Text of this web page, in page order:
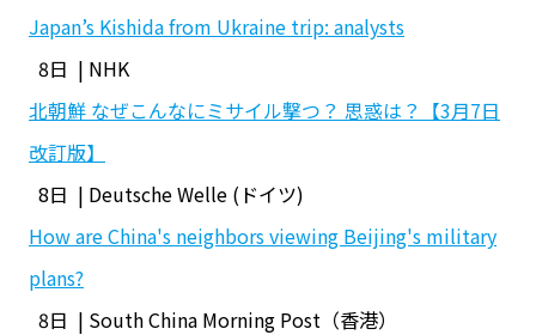
Japan’s Kishida from Ukraine trip: analysts
8日 | NHK
北朝鮮 なぜこんなにミサイル撃つ？ 思惑は？【3月7日
改訂版】
8日 | Deutsche Welle (ドイツ)
How are China's neighbors viewing Beijing's military
plans?
8日 | South China Morning Post（香港）